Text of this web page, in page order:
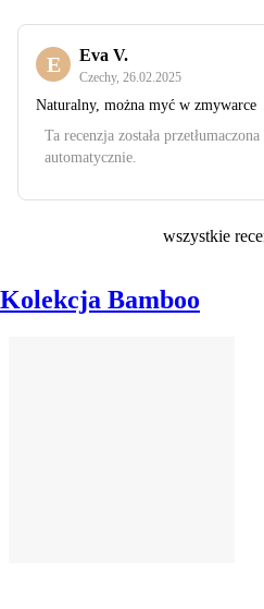
E Eva V.
Czechy, 26.02.2025
Naturalny, można myć w zmywarce
Ta recenzja została przetłumaczona
automatycznie.
wszystkie
Kolekcja Bamboo